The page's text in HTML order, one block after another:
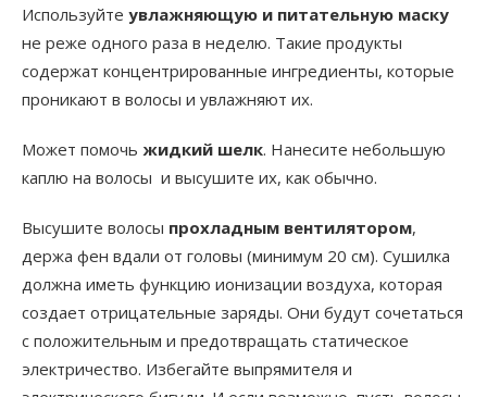
Используйте увлажняющую и питательную маску
не реже одного раза в неделю. Такие продукты
содержат концентрированные ингредиенты, которые
проникают в волосы и увлажняют их.
Может помочь жидкий шелк. Нанесите небольшую
каплю на волосы и высушите их, как обычно.
Высушите волосы прохладным вентилятором,
держа фен вдали от головы (минимум 20 см). Сушилка
должна иметь функцию ионизации воздуха, которая
создает отрицательные заряды. Они будут сочетаться
с положительным и предотвращать статическое
электричество. Избегайте выпрямителя и